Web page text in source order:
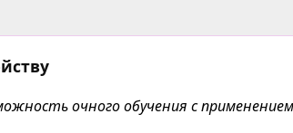
очного обучения с